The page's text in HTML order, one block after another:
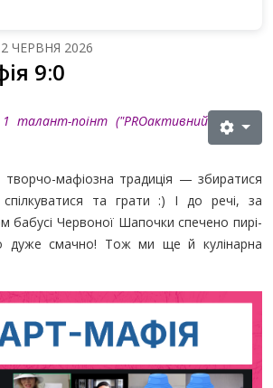
ЧЕРВНЯ 2026
9:0
талант-поінт ("PROактивний
мафіозна традиція — збиратися
та грати :) І до речі, за
бабусі Червоної Шапочки спечено пирі-
дуже смачно! Тож ми ще й кулінарна